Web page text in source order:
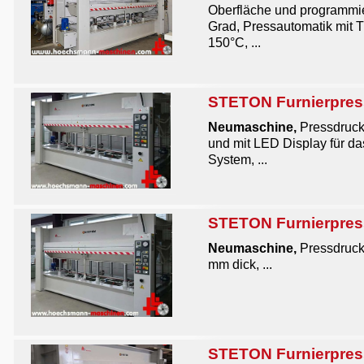
Oberfläche und
Grad, Pressautomatik mit
150°C, ...
STETON
Neumaschine,
und mit LED Display für
System, ...
STETON
Neumaschine,
mm dick, ...
STETON